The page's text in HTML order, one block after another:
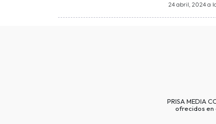
24 abril, 2024 a
PRISA MEDIA
ofrecidos en